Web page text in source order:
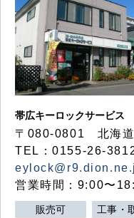
帯広キーロックサービス
〒080-0801 北海
TEL：0155-26-
営業時間：9:00〜
販売可 工事・